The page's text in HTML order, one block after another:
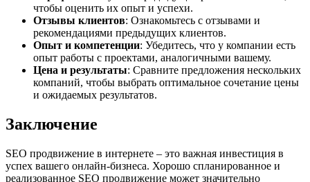
чтобы оценить их опыт и успехи.
Отзывы клиентов: Ознакомьтесь с отзывами и
рекомендациями предыдущих клиентов.
Опыт и компетенции: Убедитесь, что у компании есть
опыт работы с проектами, аналогичными вашему.
Цена и результаты: Сравните предложения нескольких
компаний, чтобы выбрать оптимальное сочетание цены
и ожидаемых результатов.
Заключение
SEO продвижение в интернете – это важная инвестиция в
успех вашего онлайн-бизнеса. Хорошо спланированное и
реализованное SEO продвижение может значительно